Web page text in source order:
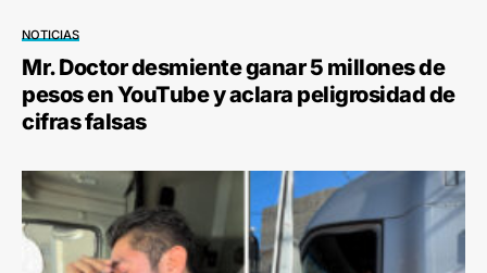
NOTICIAS
Mr. Doctor desmiente ganar 5 millones de
pesos en YouTube y aclara peligrosidad de
cifras falsas